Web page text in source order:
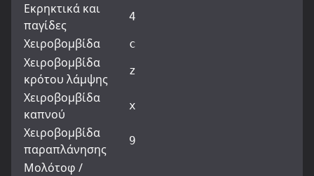
Εκρηκτικά και
παγίδες
4
Χειροβομβίδα c
Χειροβομβίδα
κρότου λάμψης
z
Χειροβομβίδα
καπνού
x
Χειροβομβίδα
παραπλάνησης
9
Μολότοφ /